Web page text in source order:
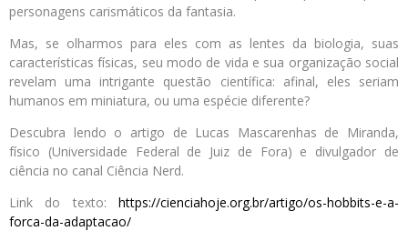
personagens carismáticos da fantasia.
Mas, se olharmos para eles com as lentes da biologia, suas
características físicas, seu modo de vida e sua organização social
revelam uma intrigante questão científica: afinal, eles seriam
humanos em miniatura, ou uma espécie diferente?
Descubra lendo o artigo de Lucas Mascarenhas de Miranda,
físico (Universidade Federal de Juiz de Fora) e divulgador de
ciência no canal Ciência Nerd.
Link do texto: https://cienciahoje.org.br/artigo/os-hobbits-e-a-
forca-da-adaptacao/